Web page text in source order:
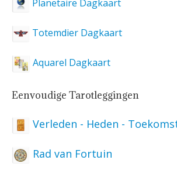
Planetaire Dagkaart
Totemdier Dagkaart
Aquarel Dagkaart
Eenvoudige Tarotleggingen
Verleden - Heden -
Rad van Fortuin